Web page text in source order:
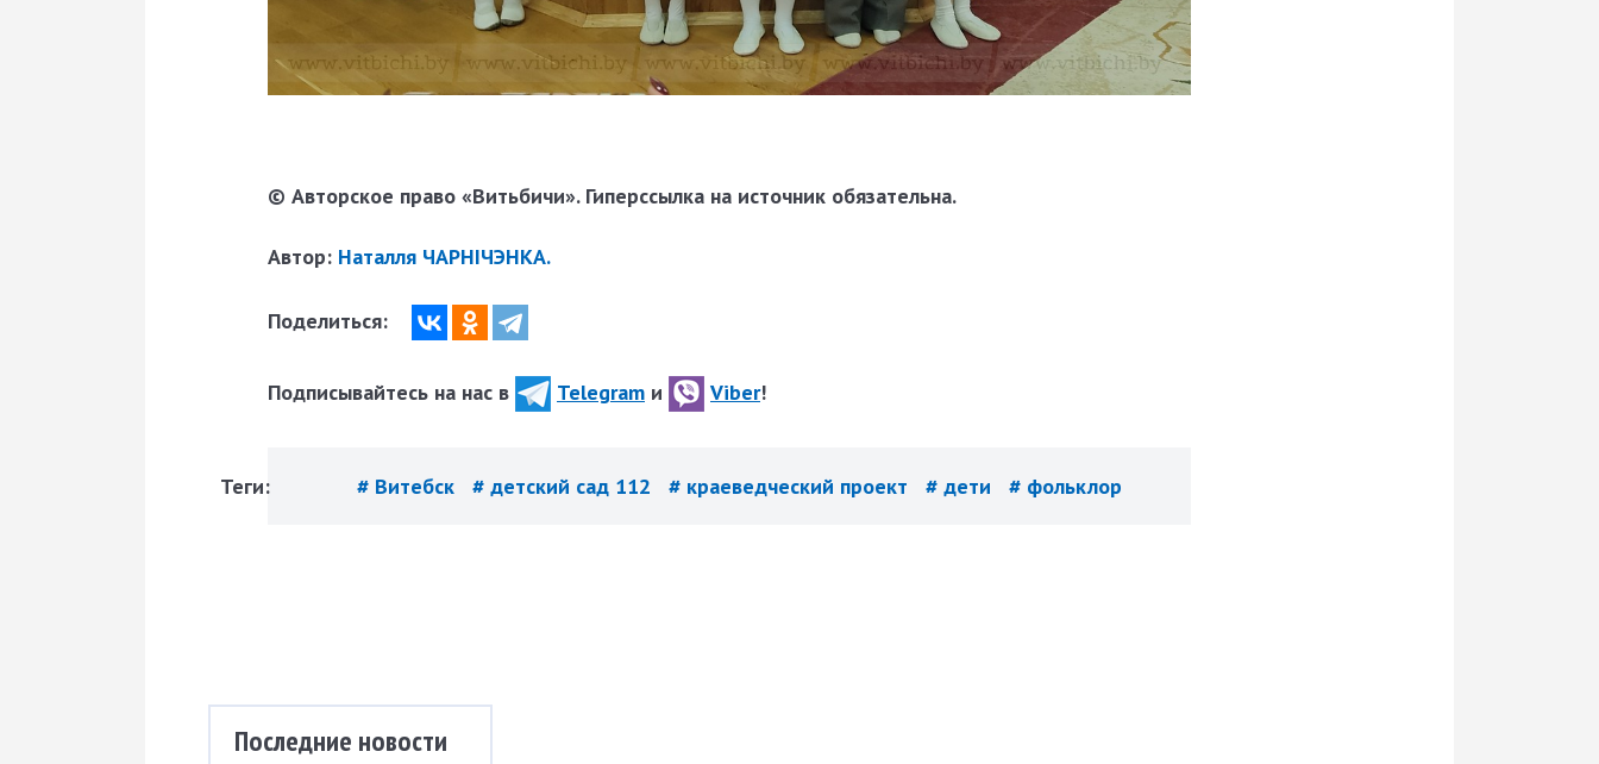
© Авторское право «Витьбичи». Гиперссылка на источник обязательна.
Автор: Наталля ЧАРНІЧЭНКА.
Поделиться:
Подписывайтесь на нас в Telegram и Viber!
Теги: # Витебск # детский сад 112 # краеведческий проект # дети # фольклор
Последние новости